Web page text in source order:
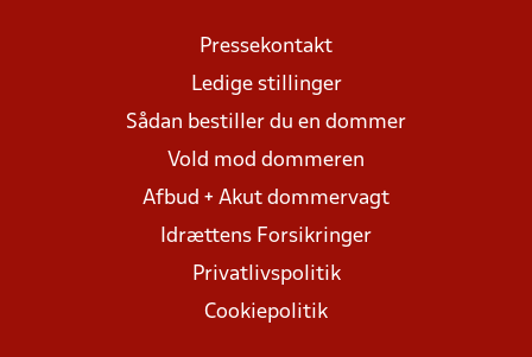
Pressekontakt
Ledige stillinger
Sådan bestiller du en dommer
Vold mod dommeren
Afbud + Akut dommervagt
Idrættens Forsikringer
Privatlivspolitik
Cookiepolitik